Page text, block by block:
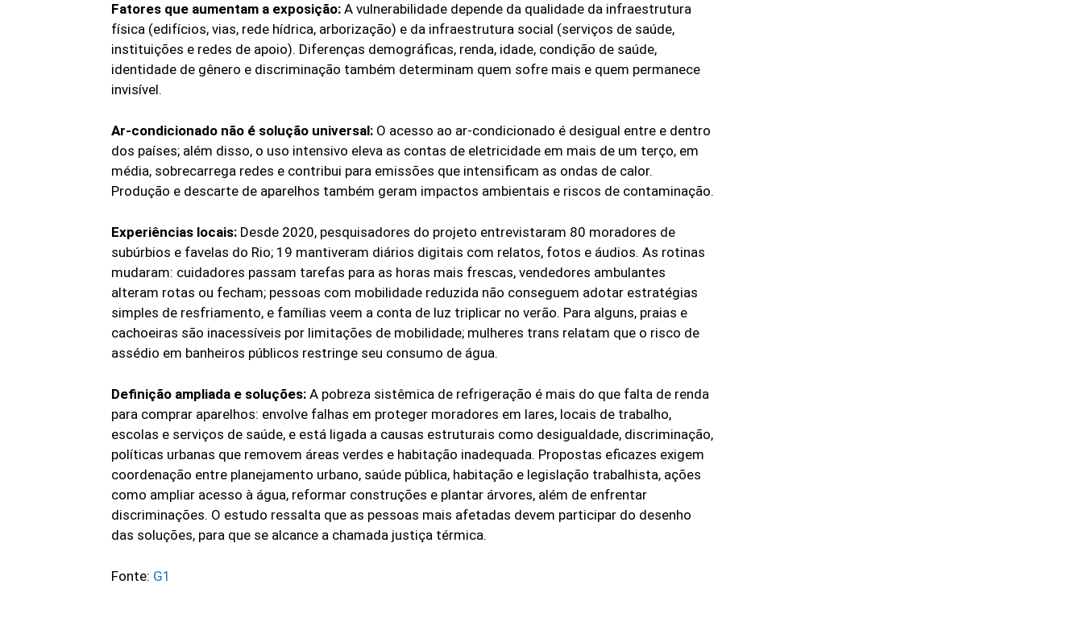
Fatores que aumentam a exposição: A vulnerabilidade depende da qualidade da infraestrutura
física (edifícios, vias, rede hídrica, arborização) e da infraestrutura social (serviços de saúde,
instituições e redes de apoio). Diferenças demográficas, renda, idade, condição de saúde,
identidade de gênero e discriminação também determinam quem sofre mais e quem permanece
invisível.
Ar-condicionado não é solução universal: O acesso ao ar-condicionado é desigual entre e dentro
dos países; além disso, o uso intensivo eleva as contas de eletricidade em mais de um terço, em
média, sobrecarrega redes e contribui para emissões que intensificam as ondas de calor.
Produção e descarte de aparelhos também geram impactos ambientais e riscos de contaminação.
Experiências locais: Desde 2020, pesquisadores do projeto entrevistaram 80 moradores de
subúrbios e favelas do Rio; 19 mantiveram diários digitais com relatos, fotos e áudios. As rotinas
mudaram: cuidadores passam tarefas para as horas mais frescas, vendedores ambulantes
alteram rotas ou fecham; pessoas com mobilidade reduzida não conseguem adotar estratégias
simples de resfriamento, e famílias veem a conta de luz triplicar no verão. Para alguns, praias e
cachoeiras são inacessíveis por limitações de mobilidade; mulheres trans relatam que o risco de
assédio em banheiros públicos restringe seu consumo de água.
Definição ampliada e soluções: A pobreza sistêmica de refrigeração é mais do que falta de renda
para comprar aparelhos: envolve falhas em proteger moradores em lares, locais de trabalho,
escolas e serviços de saúde, e está ligada a causas estruturais como desigualdade, discriminação,
políticas urbanas que removem áreas verdes e habitação inadequada. Propostas eficazes exigem
coordenação entre planejamento urbano, saúde pública, habitação e legislação trabalhista, ações
como ampliar acesso à água, reformar construções e plantar árvores, além de enfrentar
discriminações. O estudo ressalta que as pessoas mais afetadas devem participar do desenho
das soluções, para que se alcance a chamada justiça térmica.
Fonte: G1